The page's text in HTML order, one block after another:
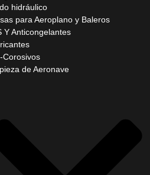
hidráulico
para Aeroplano y Baleros
Y Anticongelantes
Corosivos
de Aeronave